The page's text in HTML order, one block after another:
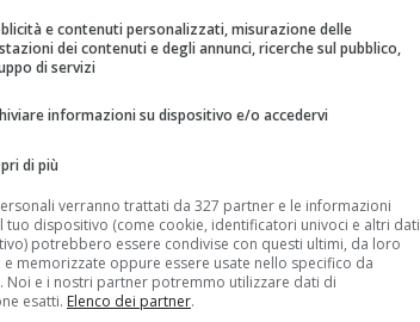
di sinistra, in queste prime ore di
eSalvini.Chi prenderà più voti andrà a
se stessa. Lei è pronta. Il
dellasinistra, non ci dobbiamoinventare
“.
e contenuti personalizzati, misurazione delle
dei contenuti e degli annunci, ricerche sul pubblico,
di servizi
informazioni su dispositivo e/o accedervi
di più
verranno trattati da 327 partner e le informazioni
tuo dispositivo (come cookie, identificatori univoci e altri dati
potrebbero essere condivise con questi ultimi, da loro
e memorizzate oppure essere usate nello specifico da
Noi e i nostri partner potremmo utilizzare dati di
esatti. Elenco dei partner.